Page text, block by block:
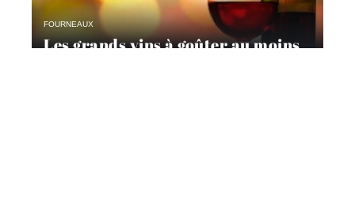
FOURNEAUX
Les grands vins à goûter au moins